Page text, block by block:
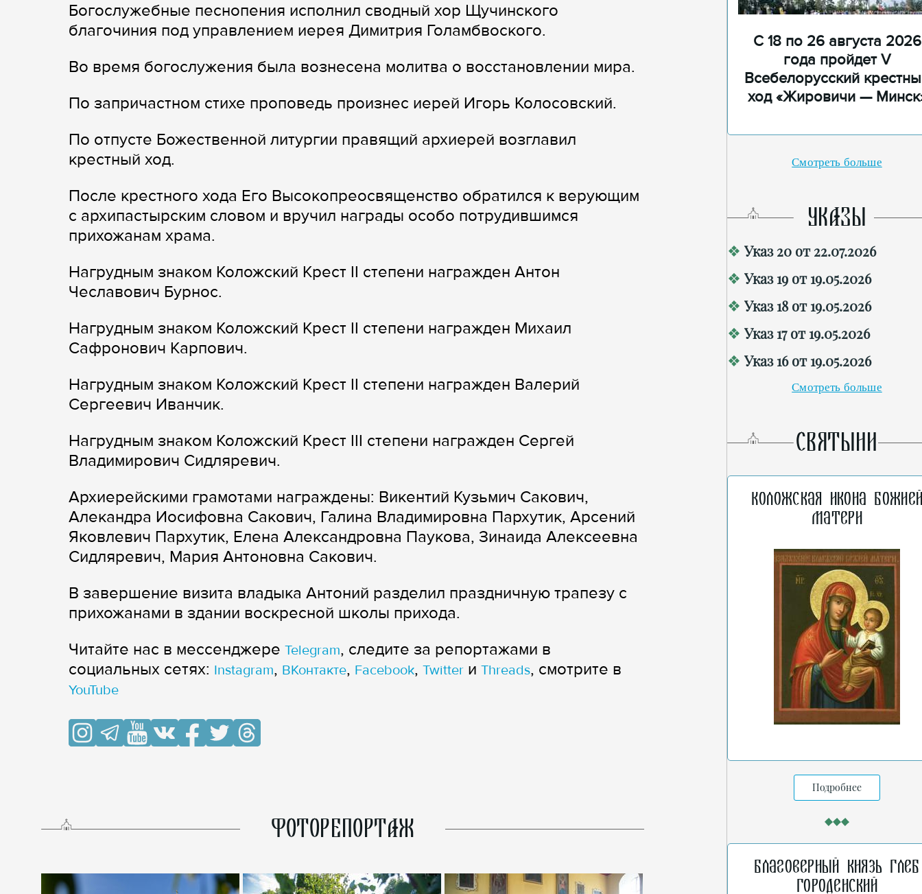
Богослужебные песнопения исполнил сводный хор Щучинского
благочиния под управлением иерея Димитрия Голамбвоского.
Во время богослужения была вознесена молитва о восстановлении мира.
По запричастном стихе проповедь произнес иерей Игорь Колосовский.
По отпусте Божественной литургии правящий архиерей возглавил
крестный ход.
После крестного хода Его Высокопреосвященство обратился к верующим
с архипастырским словом и вручил награды особо потрудившимся
прихожанам храма.
Нагрудным знаком Коложский Крест II степени награжден Антон
Чеславович Бурнос.
Нагрудным знаком Коложский Крест II степени награжден Михаил
Сафронович Карпович.
Нагрудным знаком Коложский Крест II степени награжден Валерий
Сергеевич Иванчик.
Нагрудным знаком Коложский Крест III степени награжден Сергей
Владимирович Сидляревич.
Архиерейскими грамотами награждены: Викентий Кузьмич Сакович,
Алекандра Иосифовна Сакович, Галина Владимировна Пархутик, Арсений
Яковлевич Пархутик, Елена Александровна Паукова, Зинаида Алексеевна
Сидляревич, Мария Антоновна Сакович.
В завершение визита владыка Антоний разделил праздничную трапезу с
прихожанами в здании воскресной школы прихода.
Читайте нас в мессенджере Telegram, следите за репортажами в
cоциальных сетях: Instagram, ВКонтакте, Facebook, Twitter и Threads, смотрите в
YouTube
ФОТОРЕПОРТАЖ
С 18 по 26 августа 2026
года пройдет V
Всебелорусский
ход «Жировичи —
Смотреть больше
УКАЗЫ
Указ 20 от 22.07.2026
Указ 19 от 19.05.2026
Указ 18 от 19.05.2026
Указ 17 от 19.05.2026
Указ 16 от 19.05.2026
Смотреть больше
СВЯТЫНИ
Коложская икона
Матери
Подробнее
Благоверный князь Глеб
Городенский